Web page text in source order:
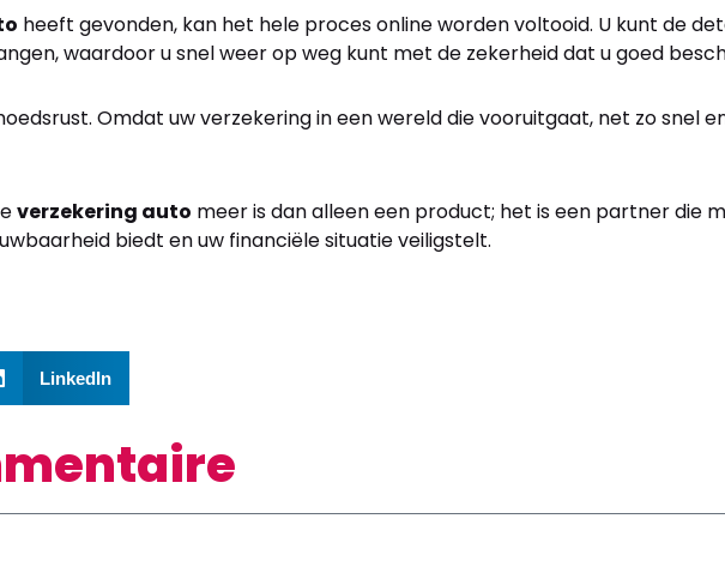
heeft gevonden, kan het hele proces online worden voltooid. U kunt de
waardoor u snel weer op weg kunt met de zekerheid dat u goed
Omdat uw verzekering in een wereld die vooruitgaat, net zo snel
verzekering auto meer is dan alleen een product; het is een partner die
biedt en uw financiële situatie veiligstelt.
LinkedIn